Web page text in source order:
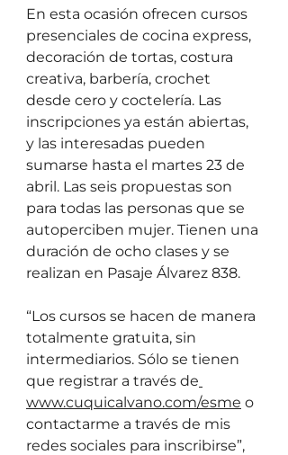
En esta ocasión ofrecen cursos
presenciales de cocina express,
decoración de tortas, costura
creativa, barbería, crochet
desde cero y coctelería. Las
inscripciones ya están abiertas,
y las interesadas pueden
sumarse hasta el martes 23 de
abril. Las seis propuestas son
para todas las personas que se
autoperciben mujer. Tienen una
duración de ocho clases y se
realizan en Pasaje Álvarez 838.
“Los cursos se hacen de manera
totalmente gratuita, sin
intermediarios. Sólo se tienen
que registrar a través de
www.cuquicalvano.com/esme o
contactarme a través de mis
redes sociales para inscribirse”,